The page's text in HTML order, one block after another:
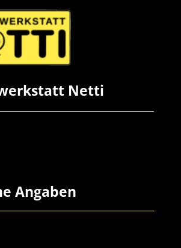
Netti
Angaben